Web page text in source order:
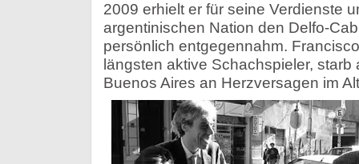
2009 erhielt er für seine Verdienste
argentinischen Nation den Delfo-
persönlich entgegennahm.
längsten aktive Schachspieler, starb
Buenos Aires an Herzversagen im